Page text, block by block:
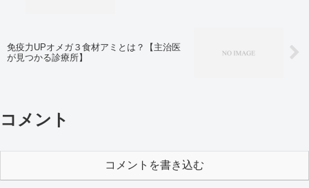
免疫力UPオメガ３食材アミとは？【主治医
が見つかる診療所】
コメント
コメントを書き込む